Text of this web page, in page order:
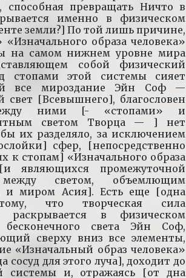
способная превращать Ничто в
именно в физическом
земли?] По той лишь причине,
образа человека»
на самом нижнем уровне мира
собой физический
стопами этой системы сияет
все мироздание Эйн Соф —
свет [Всевышнего], благословен
ними [- «стопами» и
светом Творца — ] нет
их разделяло, за исключением
сфер, [непосредственно
к стопам] «Изначального образа
являющихся промежуточной
светом, объемлющим
и миром Асия]. Есть еще [одна
что творческая сила
раскрывается в физическом
света Эйн Соф,
сверху вниз все элементы,
«Изначальный образ человека»
сосуд для этого луча], доходит до
системы и, отражаясь [от дна